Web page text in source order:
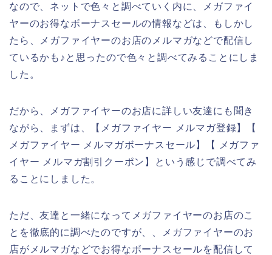
なので、ネットで色々と調べていく内に、メガファイ
ヤーのお得なボーナスセールの情報などは、もしかし
たら、メガファイヤーのお店のメルマガなどで配信し
ているかも♪と思ったので色々と調べてみることにしま
した。
だから、メガファイヤーのお店に詳しい友達にも聞き
ながら、まずは、【メガファイヤー メルマガ登録】【
メガファイヤー メルマガボーナスセール】【 メガファ
イヤー メルマガ割引クーポン】という感じで調べてみ
ることにしました。
ただ、友達と一緒になってメガファイヤーのお店のこ
とを徹底的に調べたのですが、、メガファイヤーのお
店がメルマガなどでお得なボーナスセールを配信して